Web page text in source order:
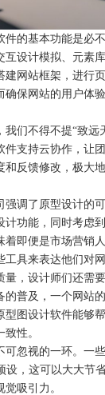
件的基本功能是必
互设计模拟、元素
建网站框架，进行
确保网站的用户体
我们不得不提“致远
件支持云协作，让
和反馈修改，极大
强调了原型设计的
计功能，同时考虑
着即便是市场营销
具来表达他们对
量，设计师们还需
的普及，一个网站
型图设计软件能够
性。
可忽视的一环。一
设，这可以大大节
吸引力。